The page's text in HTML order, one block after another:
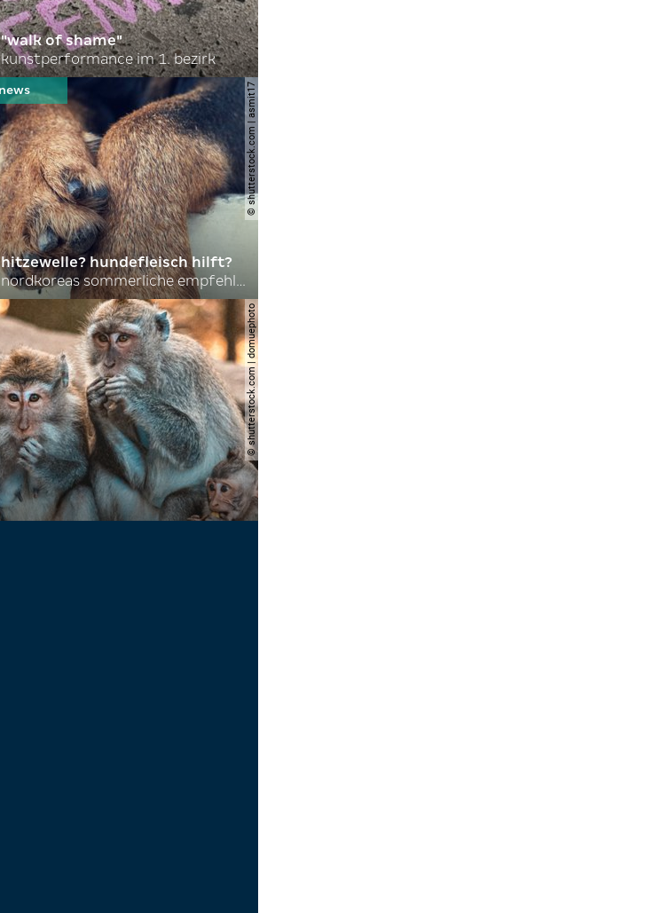
"walk of shame"
kunstperformance im 1. bezirk
© shutterstock.com | asmit17
hitzewelle? hundefleisch hilft?
nordkoreas sommerliche empfehlungen
© shutterstock.com | domuephoto